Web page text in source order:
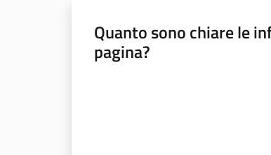
Quanto sono chiare le
pagina?